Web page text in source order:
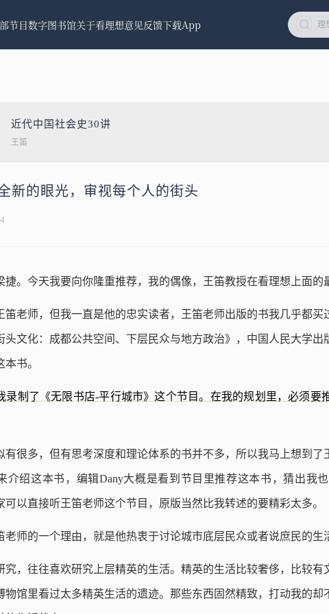
节目数字图书馆关于看理想意见反馈下载App
近代中国社会史30讲
王笛
新的眼光，审视每个人的街头
4
捷。今天我要向你隆重推荐，我的偶像，王笛教授在看理想上面的
笛老师，但我一直是他的忠实读者，王笛老师出版的书我几乎都买
头文化：成都公共空间、下层民众与地方政治》，中国人民大学出
书。
录制了《无限书店-平行城市》这个节目。在我的规划里，必须要
有很多，但有思考深度和理论体系的书并不多，所以我马上想到
介绍这本书，编辑Dany大概是看到节目里推荐这本书，猜出我
可以直接听王笛老师这个节目，原版当然比我转述的要精彩太多。
老师的一个理由，就是他热衷于讨论城市底层民众或者说庶民的生
究，往往喜欢研究上层精英的生活。精英的生活比较奢侈，比较有
物馆里看过太多精英生活的遗迹。那些东西固然精致，打动我的